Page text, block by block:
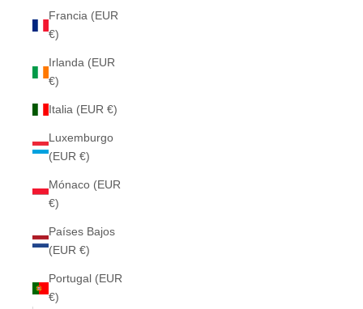
Francia (EUR
€)
Irlanda (EUR
€)
Italia (EUR €)
Luxemburgo
(EUR €)
Mónaco (EUR
€)
Países Bajos
(EUR €)
Portugal (EUR
€)